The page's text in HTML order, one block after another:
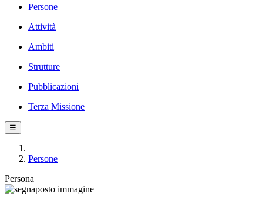
Persone
Attività
Ambiti
Strutture
Pubblicazioni
Terza Missione
☰
Persone
Persona